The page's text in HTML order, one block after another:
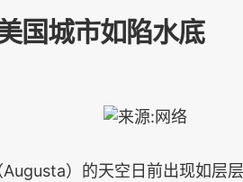
国城市如陷水底
）的天空日前出现如层